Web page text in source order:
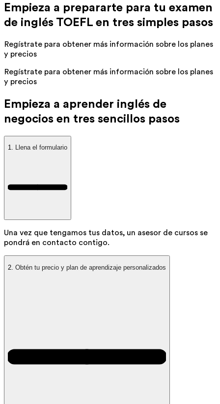
Empieza a prepararte para tu examen
de inglés TOEFL en tres simples pasos
Regístrate para obtener más información sobre los planes
y precios
Regístrate para obtener más información sobre los planes
y precios
Empieza a aprender inglés de
negocios en tres sencillos pasos
1. Llena el formulario
Una vez que tengamos tus datos, un asesor de cursos se
pondrá en contacto contigo.
2. Obtén tu precio y plan de aprendizaje personalizados